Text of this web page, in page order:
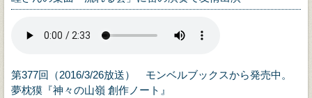
第377回（2016/3/26放送） モンベルブックスから発売中。
夢枕獏『神々の山嶺 創作ノート』